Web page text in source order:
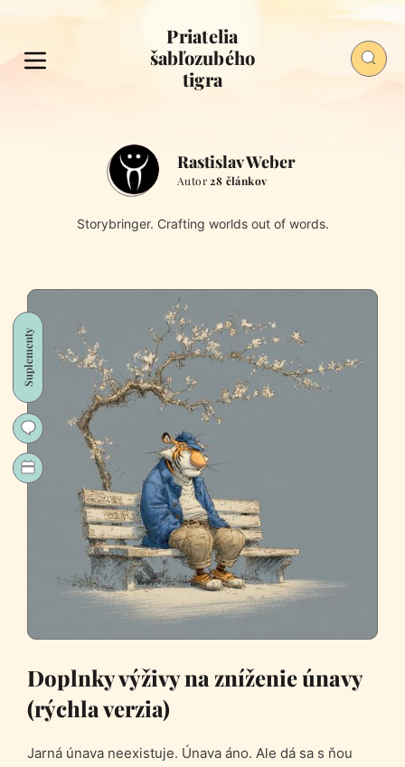
Priatelia
šabľozubého
tigra
Rastislav Weber
Autor 28 článkov
Storybringer. Crafting worlds out of words.
Suplementy
Doplnky výživy na zníženie únavy
(rýchla verzia)
Jarná únava neexistuje. Únava áno. Ale dá sa s ňou